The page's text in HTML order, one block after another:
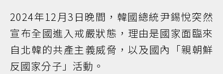
2024年12月3日晚間，韓國總統尹錫悅突然
宣布全國進入戒嚴狀態，理由是國家面臨來
自北韓的共產主義威脅，以及國內「親朝鮮
反國家分子」活動。